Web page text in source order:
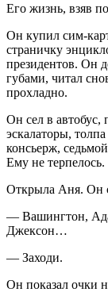
Его жизнь, взяв
Он купил сим-
страничку
президентов. Он
губами, читал
прохладно.
Он сел в автобус,
эскалаторы,
консьерж,
Ему не терпелось.
Открыла Аня. Он
— Вашингтон,
Джексон…
— Заходи.
Он показал очки